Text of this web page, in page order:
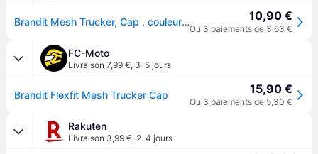
Brandit Mesh Trucker, Cap , couleur: Oliv , taille: L/XL 10,90 €
Ou 3 paiements de 3,63 €
FC-Moto
Livraison 7,99 €, 3-5 jours
Brandit Flexfit Mesh Trucker Cap 15,90 €
Ou 3 paiements de 5,30 €
Rakuten
Livraison 3,99 €, 2-4 jours